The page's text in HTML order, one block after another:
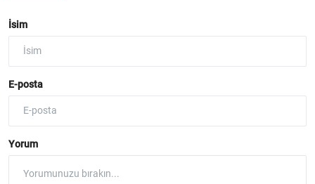
İsim
E-posta
Yorum